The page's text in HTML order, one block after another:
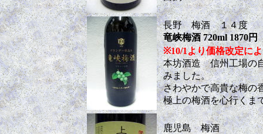
長野 梅酒 １４度
竜峡梅酒 720ml 1870円
※10/1より価格改定によ
本坊酒造 信州工場の
みました。
さわやかで高貴な梅の
極上の梅酒を心行くま
鹿児島 梅酒